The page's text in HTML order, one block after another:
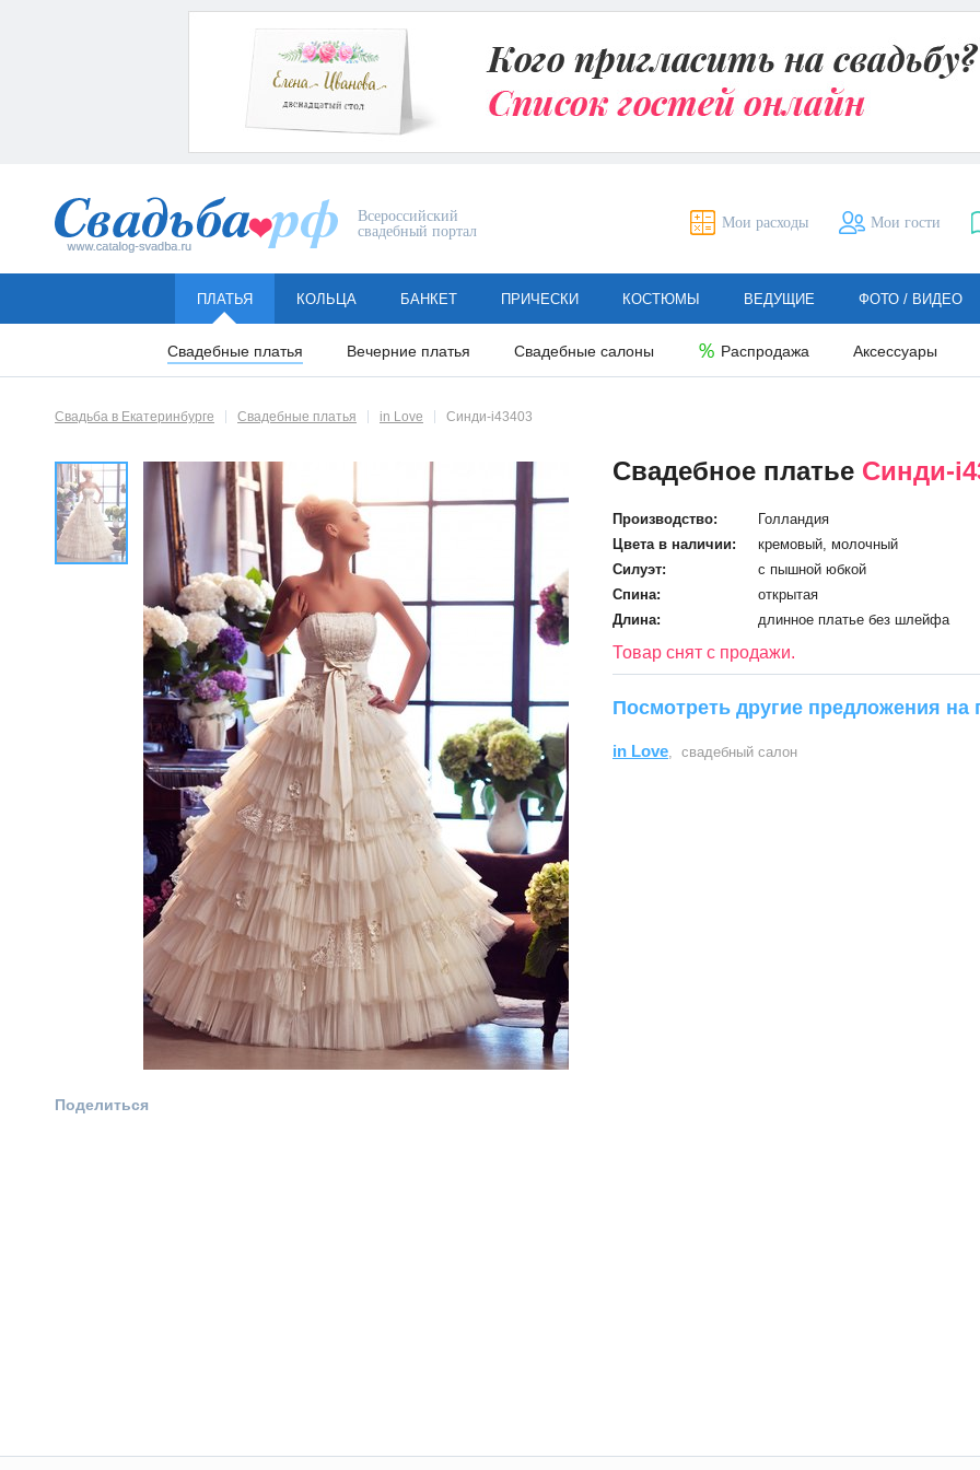
Всероссийский
свадебный портал
Мои расходы Мои гости
ПЛАТЬЯ
Свадебные платья Вечерние платья Свадебные салоны Распродажа Аксессуары
КОЛЬЦА БАНКЕТ ПРИЧЕСКИ КОСТЮМЫ ВЕДУЩИЕ ФОТО / ВИДЕО
Свадьба в Екатеринбурге Свадебные платья in Love Синди-i43403
Поделиться
Свадебное платье Синди-
Производство:
Голландия
Цвета в наличии:
кремовый, молочный
Силуэт:
с пышной юбкой
Спина:
открытая
Длина:
длинное платье без шлейфа
Товар снят с продажи.
Посмотреть другие предложения на
in Love, свадебный салон